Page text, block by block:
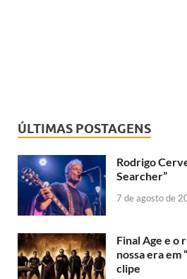
ÚLTIMAS POSTAGENS
Rodrigo
Searcher”
7 de agosto de
Final Age e o
nossa era em
clipe